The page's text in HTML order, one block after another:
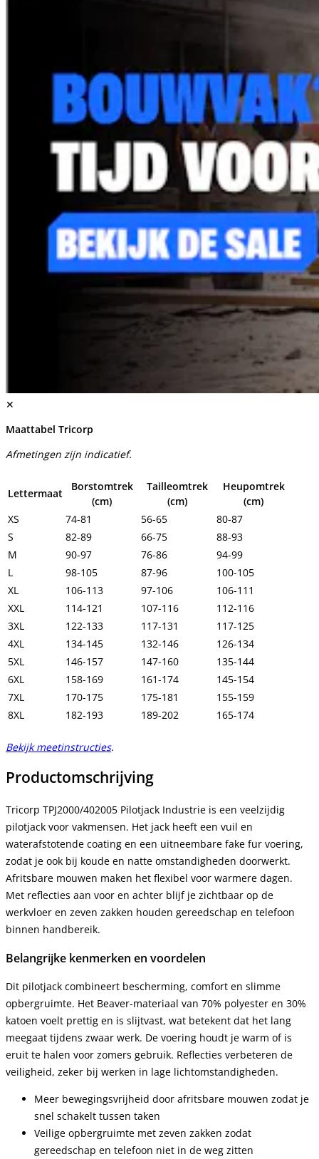
✕
Maattabel Tricorp
Afmetingen zijn indicatief.
Lettermaat
Borstomtrek
(cm)
Tailleomtrek
(cm)
Heupomtrek
(cm)
XS
74-81 56-65
80-87
S
82-89 66-75
88-93
M
90-97 76-86
94-99
L
98-105 87-96
100-105
XL
106-113 97-106
106-111
XXL
114-121 107-116
112-116
3XL
122-133 117-131
117-125
4XL
134-145 132-146
126-134
5XL
146-157 147-160
135-144
6XL
158-169 161-174
145-154
7XL
170-175 175-181
155-159
8XL
182-193 189-202 165-174
Bekijk meetinstructies.
Productomschrijving
Tricorp TPJ2000/402005 Pilotjack Industrie is een veelzijdig
pilotjack voor vakmensen. Het jack heeft een vuil en
waterafstotende coating en een uitneembare fake fur voering,
zodat je ook bij koude en natte omstandigheden doorwerkt.
Afritsbare mouwen maken het flexibel voor warmere dagen.
Met reflecties aan voor en achter blijf je zichtbaar op de
werkvloer en zeven zakken houden gereedschap en telefoon
binnen handbereik.
Belangrijke kenmerken en voordelen
Dit pilotjack combineert bescherming, comfort en slimme
opbergruimte. Het Beaver-materiaal van 70% polyester en 30%
katoen voelt prettig en is slijtvast, wat betekent dat het lang
meegaat tijdens zwaar werk. De voering houdt je warm of is
eruit te halen voor zomers gebruik. Reflecties verbeteren de
veiligheid, zeker bij werken in lage lichtomstandigheden.
Meer bewegingsvrijheid door afritsbare mouwen zodat je
snel schakelt tussen taken
Veilige opbergruimte met zeven zakken zodat
gereedschap en telefoon niet in de weg zitten